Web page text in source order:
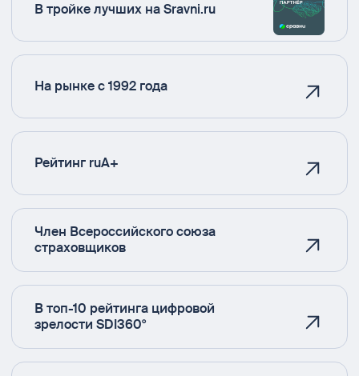
В тройке лучших на Sravni.ru
На рынке с 1992 года
Рейтинг ruA+
Член Всероссийского союза
страховщиков
В топ-10 рейтинга цифровой
зрелости SDI360°